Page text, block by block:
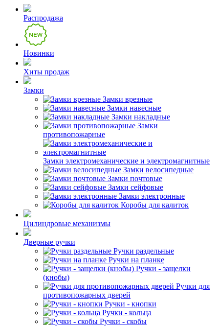
Распродажа
Новинки
Хиты продаж
Замки
Замки врезные
Замки навесные
Замки накладные
Замки
противопожарные
Замки электромеханические и электромагнитные
Замки велосипедные
Замки почтовые
Замки сейфовые
Замки электронные
Коробы для калиток
Цилиндровые механизмы
Дверные ручки
Ручки раздельные
Ручки на планке
Ручки - защелки
(кнобы)
Ручки для
противопожарных дверей
Ручки - кнопки
Ручки - кольца
Ручки - скобы